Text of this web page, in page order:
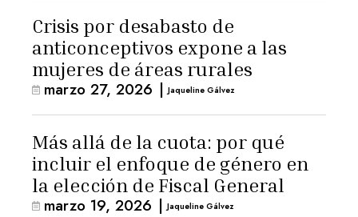
Crisis por desabasto de
anticonceptivos expone a las
mujeres de áreas rurales
marzo 27, 2026 | Jaqueline Gálvez
Más allá de la cuota: por qué
incluir el enfoque de género en
la elección de Fiscal General
marzo 19, 2026 | Jaqueline Gálvez